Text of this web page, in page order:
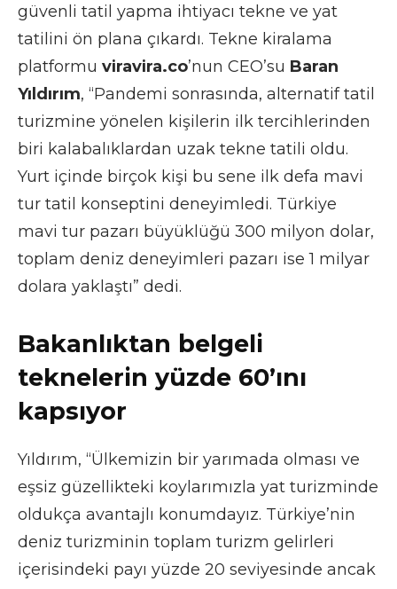
güvenli tatil yapma ihtiyacı tekne ve yat
tatilini ön plana çıkardı. Tekne kiralama
platformu viravira.co’nun CEO’su Baran
Yıldırım, “Pandemi sonrasında, alternatif tatil
turizmine yönelen kişilerin ilk tercihlerinden
biri kalabalıklardan uzak tekne tatili oldu.
Yurt içinde birçok kişi bu sene ilk defa mavi
tur tatil konseptini deneyimledi. Türkiye
mavi tur pazarı büyüklüğü 300 milyon dolar,
toplam deniz deneyimleri pazarı ise 1 milyar
dolara yaklaştı” dedi.
Bakanlıktan belgeli
teknelerin yüzde 60’ını
kapsıyor
Yıldırım, “Ülkemizin bir yarımada olması ve
eşsiz güzellikteki koylarımızla yat turizminde
oldukça avantajlı konumdayız. Türkiye’nin
deniz turizminin toplam turizm gelirleri
içerisindeki payı yüzde 20 seviyesinde ancak